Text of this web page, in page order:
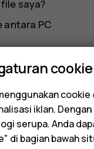
saya?
antara PC
cookie
iklan.
serupa. Anda
di bagian bawah